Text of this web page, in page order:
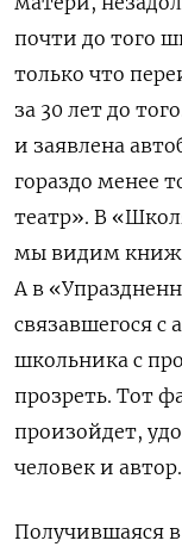
почти до того
только что
за 30 лет до
и заявлена
гораздо менее
театр». В
мы видим
А в
связавшегося с
школьника с
прозреть. Тот
произойдет,
человек и автор.
Получившаяся